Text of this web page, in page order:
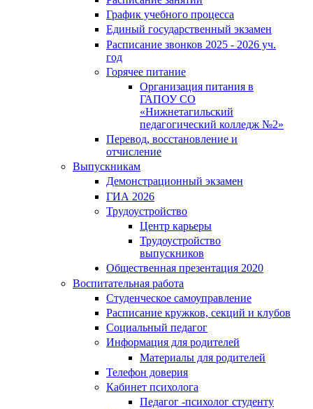
График учебного процесса
Единый государственный экзамен
Расписание звонков 2025 - 2026 уч.
год
Горячее питание
Организация питания в
ГАПОУ СО
«Нижнетагильский
педагогический колледж №2»
Перевод, восстановление и
отчисление
Выпускникам
Демонстрационный экзамен
ГИА 2026
Трудоустройство
Центр карьеры
Трудоустройство
выпускников
Общественная презентация 2020
Воспитательная работа
Студенческое самоуправление
Расписание кружков, секций и клубов
Социальный педагог
Информация для родителей
Материалы для родителей
Телефон доверия
Кабинет психолога
Педагог -психолог студенту